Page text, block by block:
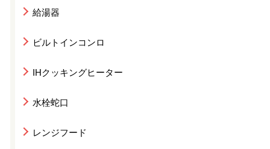
給湯器
ビルトインコンロ
IHクッキングヒーター
水栓蛇口
レンジフード